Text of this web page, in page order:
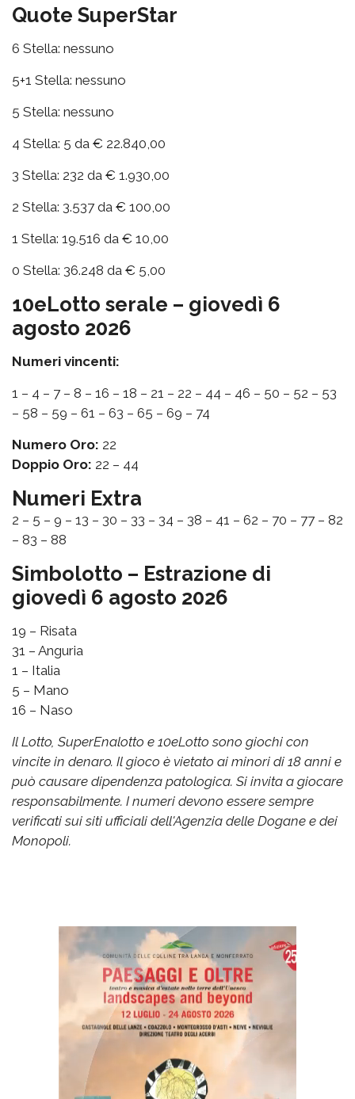
Quote SuperStar
6 Stella: nessuno
5+1 Stella: nessuno
5 Stella: nessuno
4 Stella: 5 da € 22.840,00
3 Stella: 232 da € 1.930,00
2 Stella: 3.537 da € 100,00
1 Stella: 19.516 da € 10,00
0 Stella: 36.248 da € 5,00
10eLotto serale – giovedì 6
agosto 2026
Numeri vincenti:
1 – 4 – 7 – 8 – 16 – 18 – 21 – 22 – 44 – 46 – 50 – 52 – 53
– 58 – 59 – 61 – 63 – 65 – 69 – 74
Numero Oro: 22
Doppio Oro: 22 – 44
Numeri Extra
2 – 5 – 9 – 13 – 30 – 33 – 34 – 38 – 41 – 62 – 70 – 77 – 82
– 83 – 88
Simbolotto – Estrazione di
giovedì 6 agosto 2026
19 – Risata
31 – Anguria
1 – Italia
5 – Mano
16 – Naso
Il Lotto, SuperEnalotto e 10eLotto sono giochi con
vincite in denaro. Il gioco è vietato ai minori di 18 anni e
può causare dipendenza patologica. Si invita a giocare
responsabilmente. I numeri devono essere sempre
verificati sui siti ufficiali dell'Agenzia delle Dogane e dei
Monopoli.